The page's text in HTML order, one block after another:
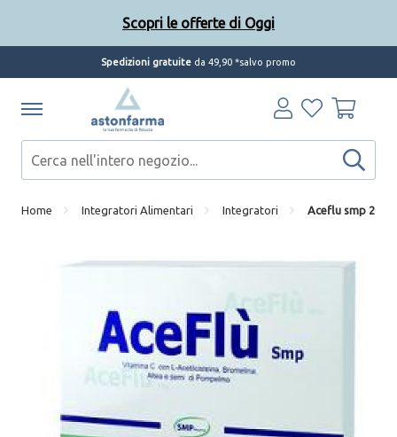
Spedizioni gratuite da 49,90 *salvo promo
Home Integratori Alimentari Integratori Aceflu smp 20
Scopri le offerte di Oggi